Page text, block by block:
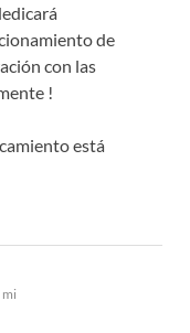
de
con las
!
está